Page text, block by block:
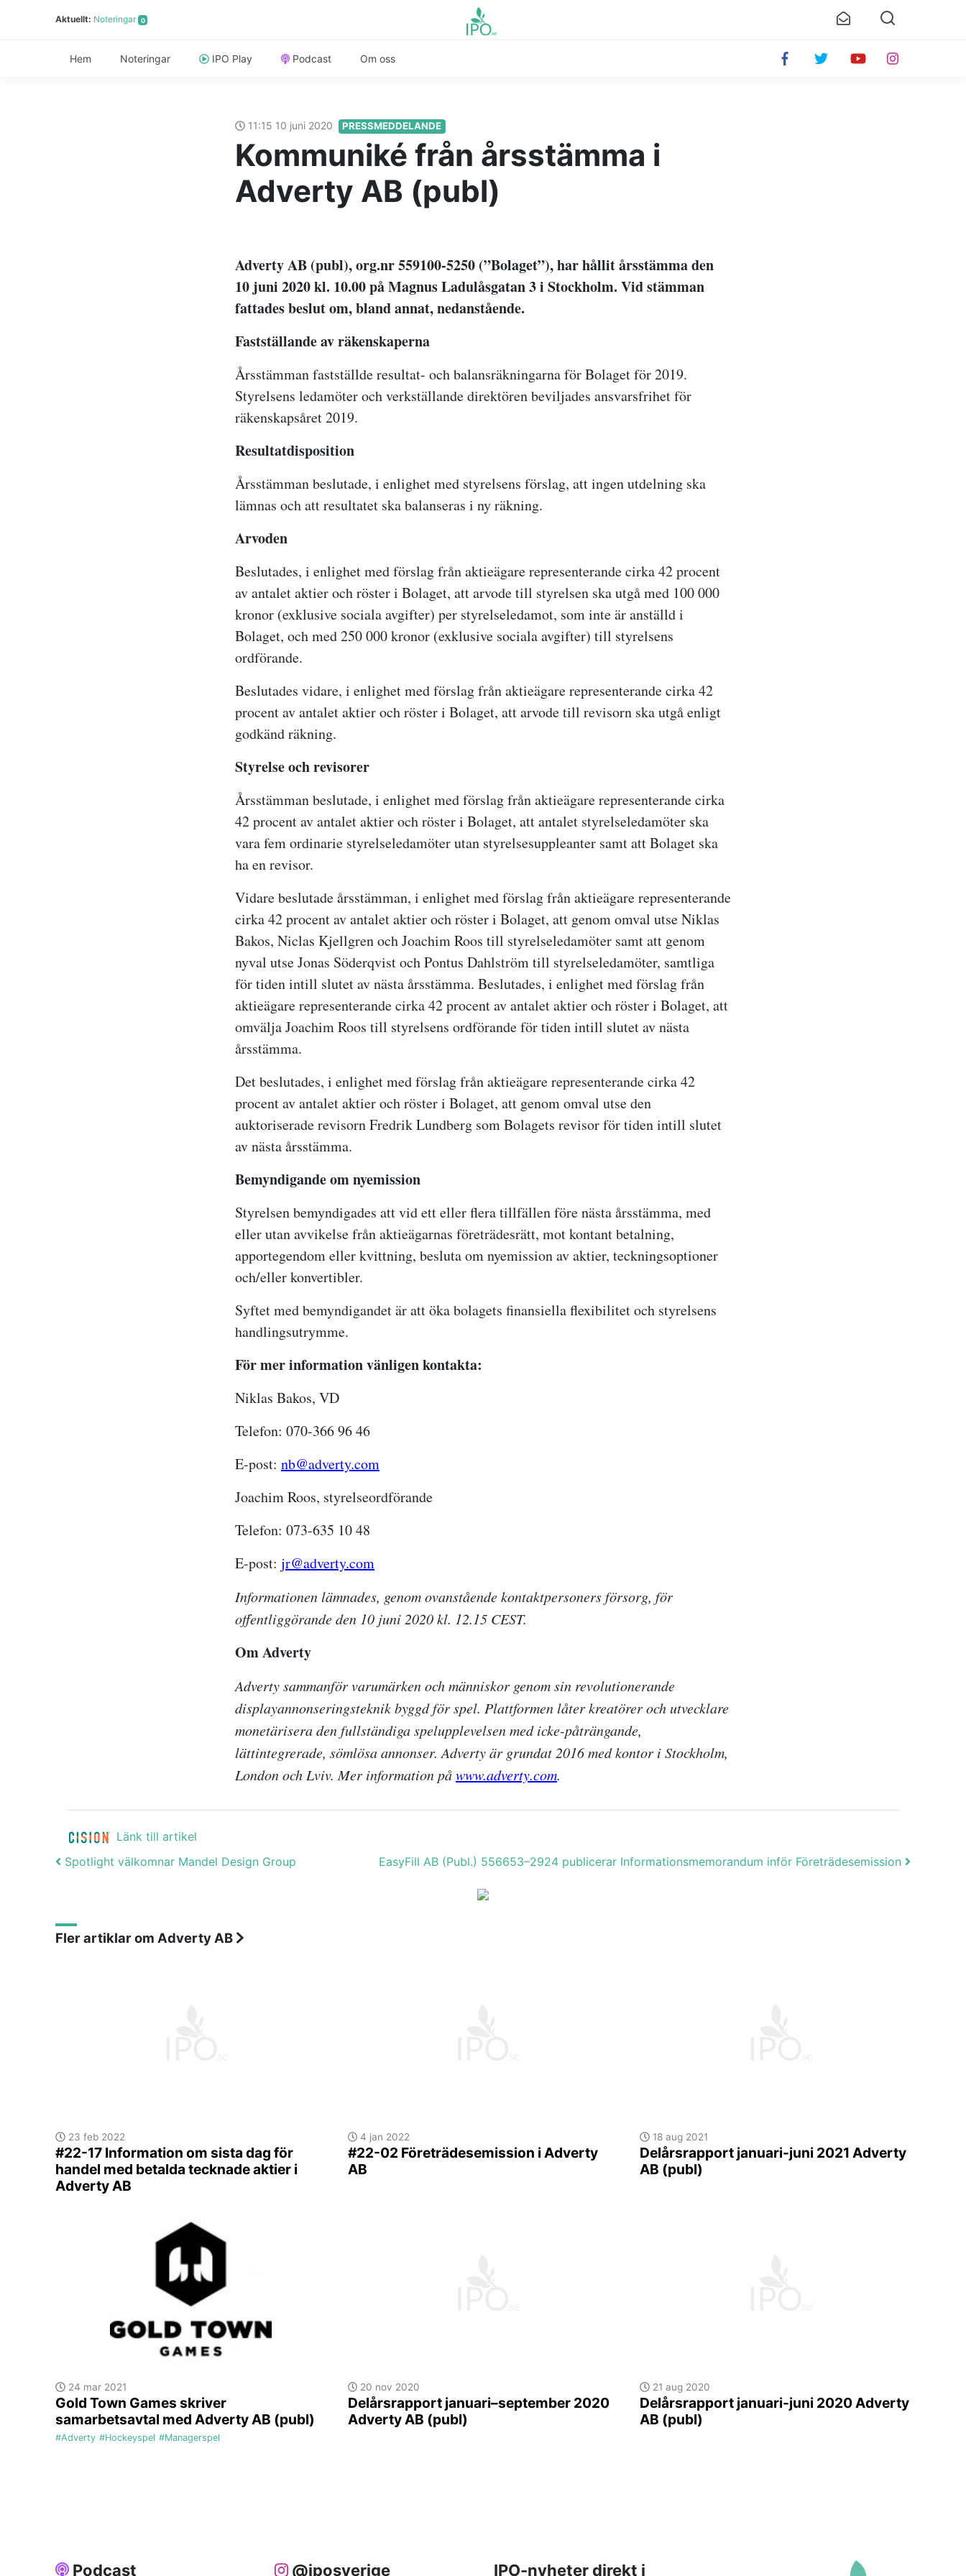
Aktuellt: Noteringar 0
Hem Noteringar IPO Play Podcast Om oss
11:15 10 juni 2020 PRESSMEDDELANDE
Kommuniké från årsstämma i
Adverty AB (publ)
Adverty AB (publ), org.nr 559100-5250 (”Bolaget”), har hållit årsstämma den
10 juni 2020 kl. 10.00 på Magnus Ladulåsgatan 3 i Stockholm. Vid stämman
fattades beslut om, bland annat, nedanstående.
Fastställande av räkenskaperna
Årsstämman fastställde resultat- och balansräkningarna för Bolaget för 2019.
Styrelsens ledamöter och verkställande direktören beviljades ansvarsfrihet för
räkenskapsåret 2019.
Resultatdisposition
Årsstämman beslutade, i enlighet med styrelsens förslag, att ingen utdelning ska
lämnas och att resultatet ska balanseras i ny räkning.
Arvoden
Beslutades, i enlighet med förslag från aktieägare representerande cirka 42 procent
av antalet aktier och röster i Bolaget, att arvode till styrelsen ska utgå med 100 000
kronor (exklusive sociala avgifter) per styrelseledamot, som inte är anställd i
Bolaget, och med 250 000 kronor (exklusive sociala avgifter) till styrelsens
ordförande.
Beslutades vidare, i enlighet med förslag från aktieägare representerande cirka 42
procent av antalet aktier och röster i Bolaget, att arvode till revisorn ska utgå enligt
godkänd räkning.
Styrelse och revisorer
Årsstämman beslutade, i enlighet med förslag från aktieägare representerande cirka
42 procent av antalet aktier och röster i Bolaget, att antalet styrelseledamöter ska
vara fem ordinarie styrelseledamöter utan styrelsesuppleanter samt att Bolaget ska
ha en revisor.
Vidare beslutade årsstämman, i enlighet med förslag från aktieägare representerande
cirka 42 procent av antalet aktier och röster i Bolaget, att genom omval utse Niklas
Bakos, Niclas Kjellgren och Joachim Roos till styrelseledamöter samt att genom
nyval utse Jonas Söderqvist och Pontus Dahlström till styrelseledamöter, samtliga
för tiden intill slutet av nästa årsstämma. Beslutades, i enlighet med förslag från
aktieägare representerande cirka 42 procent av antalet aktier och röster i Bolaget, att
omvälja Joachim Roos till styrelsens ordförande för tiden intill slutet av nästa
årsstämma.
Det beslutades, i enlighet med förslag från aktieägare representerande cirka 42
procent av antalet aktier och röster i Bolaget, att genom omval utse den
auktoriserade revisorn Fredrik Lundberg som Bolagets revisor för tiden intill slutet
av nästa årsstämma.
Bemyndigande om nyemission
Styrelsen bemyndigades att vid ett eller flera tillfällen före nästa årsstämma, med
eller utan avvikelse från aktieägarnas företrädesrätt, mot kontant betalning,
apportegendom eller kvittning, besluta om nyemission av aktier, teckningsoptioner
och/eller konvertibler.
Syftet med bemyndigandet är att öka bolagets finansiella flexibilitet och styrelsens
handlingsutrymme.
För mer information vänligen kontakta:
Niklas Bakos, VD
Telefon: 070-366 96 46
E-post: nb@adverty.com
Joachim Roos, styrelseordförande
Telefon: 073-635 10 48
E-post: jr@adverty.com
Informationen lämnades, genom ovanstående kontaktpersoners försorg, för
offentliggörande den 10 juni 2020 kl. 12.15 CEST.
Om Adverty
Adverty sammanför varumärken och människor genom sin revolutionerande
displayannonseringsteknik byggd för spel. Plattformen låter kreatörer och utvecklare
monetärisera den fullständiga spelupplevelsen med icke-påträngande,
lättintegrerade, sömlösa annonser. Adverty är grundat 2016 med kontor i Stockholm,
London och Lviv. Mer information påwww.adverty.com.
Länk till artikel
Post navigation
Spotlight välkomnar Mandel Design Group EasyFill AB (Publ.) 556653–2924 publicerar Informationsmemorandum inför Företrädesemission
Fler artiklar om Adverty AB
23 feb 2022
#22-17 Information om sista dag för
handel med betalda tecknade aktier i
Adverty AB
4 jan 2022
#22-02 Företrädesemission i Adverty
AB
18 aug 2021
Delårsrapport januari-juni 2021 Adverty
AB (publ)
24 mar 2021
Gold Town Games skriver
samarbetsavtal med Adverty AB (publ)
#Adverty #Hockeyspel #Managerspel
20 nov 2020
Delårsrapport januari–september 2020
Adverty AB (publ)
21 aug 2020
Delårsrapport januari-juni 2020 Adverty
AB (publ)
Podcast @iposverige IPO-nyheter direkt i